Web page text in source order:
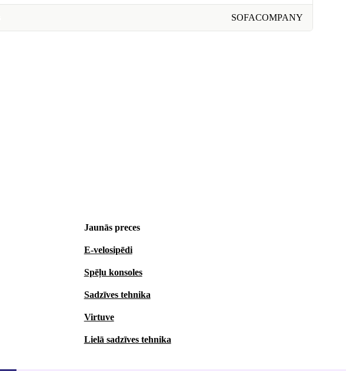
SOFACOMPANY
Jaunās preces
E-velosipēdi
Spēļu konsoles
Sadzīves tehnika
Virtuve
Lielā sadzīves tehnika